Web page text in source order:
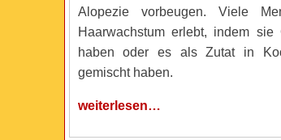
Alopezie vorbeugen. Viele
Haarwachstum erlebt, indem
haben oder es als Zutat in
gemischt haben.
weiterlesen…